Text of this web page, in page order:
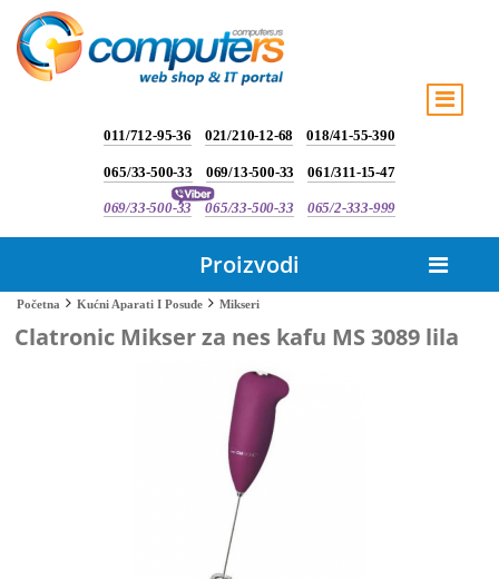
011/712-95-36 021/210-12-68 018/41-55-390
065/33-500-33 069/13-500-33 061/311-15-47
069/33-500-33 065/33-500-33 065/2-333-999
Proizvodi
Početna Kućni Aparati I Posuđe Mikseri
Clatronic Mikser za nes kafu MS 3089 lila